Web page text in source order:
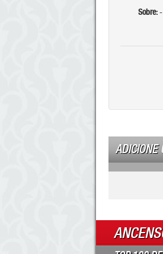
Sobre:-
ADICIONE